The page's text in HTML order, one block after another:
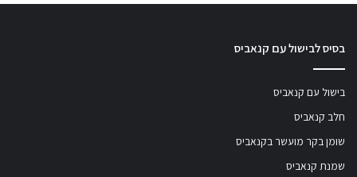
בסיס לבישול עם קנאביס
בישול עם קנאביס
חלב קנאביס
שומן בקר מועשר בקנאביס
שמנת קנאביס